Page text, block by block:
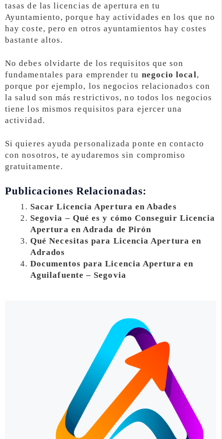
tasas de las licencias de apertura en tu
Ayuntamiento, porque hay actividades en los que no
hay coste, pero en otros ayuntamientos hay costes
bastante altos.
No debes olvidarte de los requisitos que son
fundamentales para emprender tu negocio local,
porque por ejemplo, los negocios relacionados con
la salud son más restrictivos, no todos los negocios
tiene los mismos requisitos para ejercer una
actividad.
Si quieres ayuda personalizada ponte en contacto
con nosotros, te ayudaremos sin compromiso
gratuitamente.
Publicaciones Relacionadas:
Sacar Licencia Apertura en Abades
Segovia – Qué es y cómo Conseguir Licencia
Apertura en Adrada de Pirón
Qué Necesitas para Licencia Apertura en
Adrados
Documentos para Licencia Apertura en
Aguilafuente – Segovia